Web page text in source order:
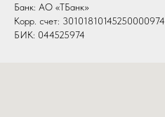
Банк: АО «ТБанк»
Корр. счет: 30101810145250000974
БИК: 044525974